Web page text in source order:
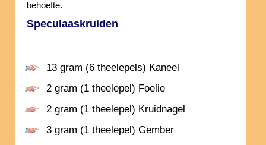
behoefte.
Speculaaskruiden
13 gram (6 theelepels) Kaneel
2 gram (1 theelepel) Foelie
2 gram (1 theelepel) Kruidnagel
3 gram (1 theelepel) Gember